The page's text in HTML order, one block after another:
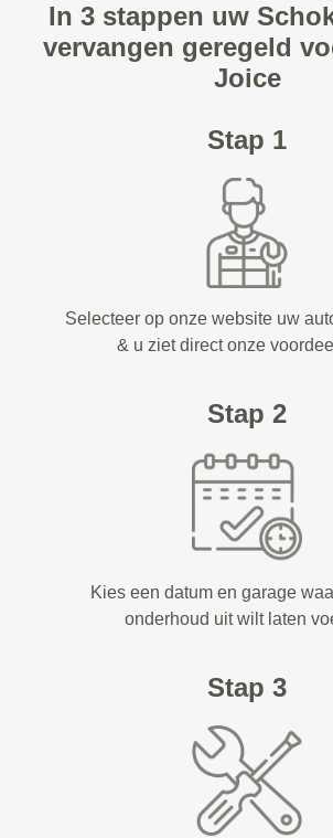
In 3 stappen uw
vervangen geregeld
Joice
Stap 1
Selecteer op onze website uw
& u ziet direct onze
Stap 2
Kies een datum en garage
onderhoud uit wilt laten
Stap 3